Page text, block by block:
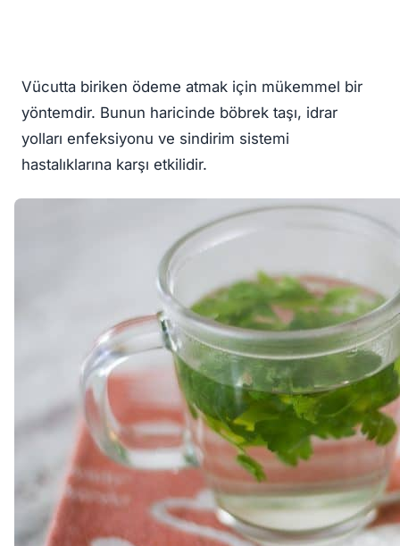
Vücutta biriken ödeme atmak için mükemmel bir
yöntemdir. Bunun haricinde böbrek taşı, idrar
yolları enfeksiyonu ve sindirim sistemi
hastalıklarına karşı etkilidir.